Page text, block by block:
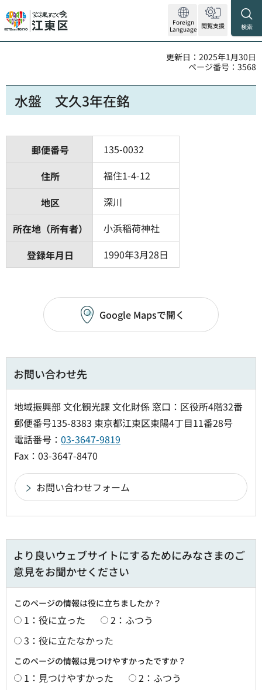
Foreign
Language 閲覧支援 検索
更新日：2025年1月30日
ページ番号：3568
水盤 文久3年在銘
郵便番号
135-0032
住所
福住1-4-12
地区
深川
所在地（所有者）
小浜稲荷神社
登録年月日
1990年3月28日
Google Mapsで開く
お問い合わせ先
地域振興部 文化観光課 文化財係 窓口：区役所4階32番
郵便番号135-8383 東京都江東区東陽4丁目11番28号
電話番号： 03-3647-9819
Fax：03-3647-8470
より良いウェブサイトにするためにみなさまのご
意見をお聞かせください
このページの情報は役に立ちましたか？
1：役に立った
2：ふつう
3：役に立たなかった
このページの情報は見つけやすかったですか？
1：見つけやすかった
2：ふつう